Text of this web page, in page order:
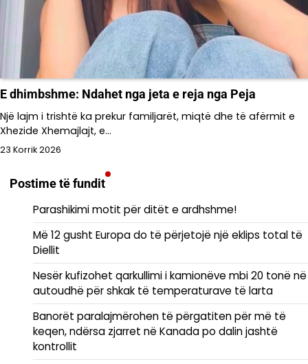
E dhimbshme: Ndahet nga jeta e reja nga Peja
Një lajm i trishtë ka prekur familjarët, miqtë dhe të afërmit e
Xhezide Xhemajlajt, e…
23 Korrik 2026
Postime të fundit
Parashikimi motit për ditët e ardhshme!
Më 12 gusht Europa do të përjetojë një eklips total të
Diellit
Nesër kufizohet qarkullimi i kamionëve mbi 20 tonë në
autoudhë për shkak të temperaturave të larta
Banorët paralajmërohen të përgatiten për më të
keqen, ndërsa zjarret në Kanada po dalin jashtë
kontrollit